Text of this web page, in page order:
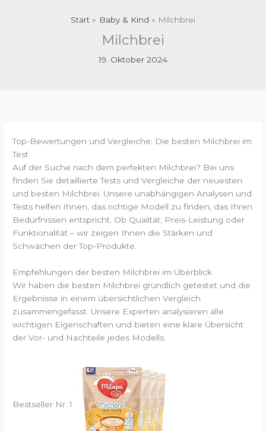
Start Baby & Kind Milchbrei
Milchbrei
19. Oktober 2024
Top-Bewertungen und Vergleiche: Die besten Milchbrei im
Test
Auf der Suche nach dem perfekten Milchbrei? Bei uns
finden Sie detaillierte Tests und Vergleiche der neuesten
und besten Milchbrei. Unsere unabhängigen Analysen und
Tests helfen Ihnen, das richtige Modell zu finden, das Ihren
Bedürfnissen entspricht. Ob Qualität, Preis-Leistung oder
Funktionalität – wir zeigen Ihnen die Stärken und
Schwächen der Top-Produkte.
Empfehlungen der besten Milchbrei im Überblick
Wir haben die besten Milchbrei gründlich getestet und die
Ergebnisse in einem übersichtlichen Vergleich
zusammengefasst. Unsere Experten analysieren alle
wichtigen Eigenschaften und bieten eine klare Übersicht
der Vor- und Nachteile jedes Modells.
Bestseller Nr. 1